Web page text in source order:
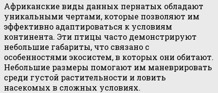
Африканские виды данных пернатых обладают
уникальными чертами, которые позволяют им
эффективно адаптироваться к условиям
континента. Эти птицы часто демонстрируют
небольшие габариты, что связано с
особенностями экосистем, в которых они обитают.
Небольшие размеры помогают им маневрировать
среди густой растительности и ловить
насекомых в сложных условиях.